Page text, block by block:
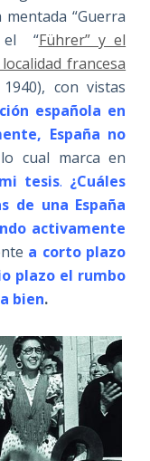
“Guerra
el “Führer” y el
francesa
con vistas
española en
España no
cual marca en
tesis. ¿Cuáles
de una España
activamente
a corto plazo
plazo el rumbo
bien.